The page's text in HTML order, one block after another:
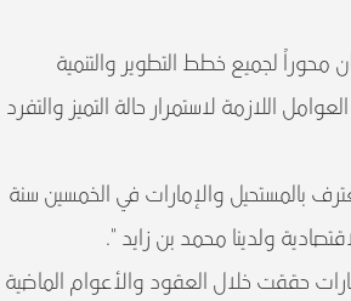
محوراً لجميع خطط التطوير والتنمية
اللازمة لاستمرار حالة التميز والتفرد
بالمستحيل والإمارات في الخمسين سنة
ولدينا محمد بن زايد ".
حققت خلال العقود والأعوام الماضية